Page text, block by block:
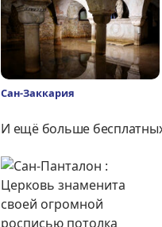
Сан-Заккария
И ещё больше